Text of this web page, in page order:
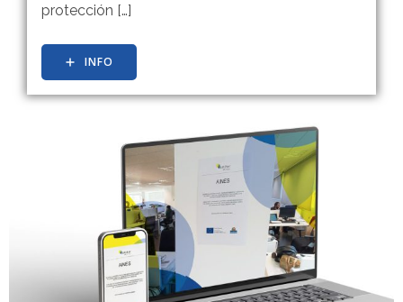
protección […]
INFO